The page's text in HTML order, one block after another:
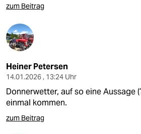
zum Beitrag
Heiner Petersen
14.01.2026 , 13:24 Uhr
Donnerwetter, auf so eine Aussage
einmal kommen.
zum Beitrag